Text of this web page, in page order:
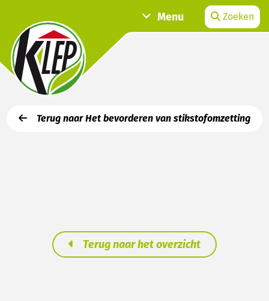
Menu Zoeken
Terug naar Het bevorderen van stikstofomzetting
Terug naar het overzicht